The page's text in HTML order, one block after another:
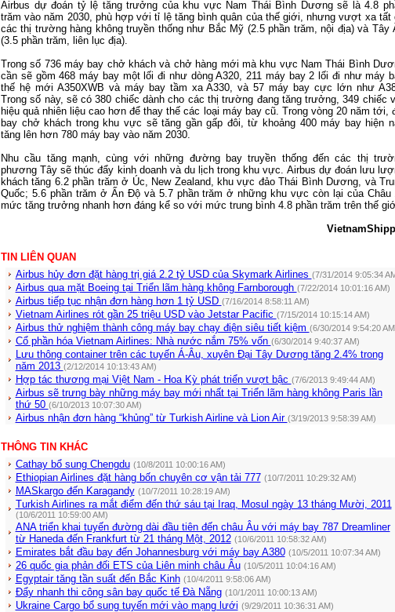
Airbus dự đoán tỷ lệ tăng trưởng của khu vực Nam Thái Bình Dương sẽ là 4.8
trăm vào năm 2030, phù hợp với tỉ lệ tăng bình quân của thế giới, nhưng vượt xa tất
các thị trường hàng không truyền thống như Bắc Mỹ (2.5 phần trăm, nội địa) và Tây
(3.5 phần trăm, liên lục địa).
Trong số 736 máy bay chở khách và chở hàng mới mà khu vực Nam Thái Bình
cần sẽ gồm 468 máy bay một lối đi như dòng A320, 211 máy bay 2 lối đi như máy
thế hệ mới A350XWB và máy bay tầm xa A330, và 57 máy bay cực lớn như
Trong số này, sẽ có 380 chiếc dành cho các thị trường đang tăng trưởng, 349 chiếc
hiệu quả nhiên liệu cao hơn để thay thế các loại máy bay cũ. Trong vòng 20 năm tới,
bay chở khách trong khu vực sẽ tăng gần gấp đôi, từ khoảng 400 máy bay hiện
tăng lên hơn 780 máy bay vào năm 2030.
Nhu cầu tăng mạnh, cùng với những đường bay truyền thống đến các thị
phương Tây sẽ thúc đẩy kinh doanh và du lịch trong khu vực. Airbus dự đoán lưu
khách tăng 6.2 phần trăm ở Úc, New Zealand, khu vực đảo Thái Bình Dương, và
Quốc; 5.6 phần trăm ở Ấn Độ và 5.7 phần trăm ở những khu vực còn lại của Châu
mức tăng trưởng nhanh hơn đáng kể so với mức trung bình 4.8 phần trăm trên thế
TIN LIÊN QUAN
Airbus hủy đơn đặt hàng trị giá 2.2 tỷ USD của Skymark Airlines (7/31/2014 9:05:34
Airbus qua mặt Boeing tại Triển lãm hàng không Farnborough (7/22/2014 10:01:16 AM)
Airbus tiếp tục nhận đơn hàng hơn 1 tỷ USD (7/16/2014 8:58:11 AM)
Vietnam Airlines rót gần 25 triệu USD vào Jetstar Pacific (7/15/2014 10:15:14 AM)
Airbus thử nghiệm thành công máy bay chạy điện siêu tiết kiệm (6/30/2014 9:54:20
Cổ phần hóa Vietnam Airlines: Nhà nước nắm 75% vốn (6/30/2014 9:40:37 AM)
Lưu thông container trên các tuyến Á-Âu, xuyên Đại Tây Dương tăng 2.4% trong
năm 2013 (2/12/2014 10:13:43 AM)
Hợp tác thương mại Việt Nam - Hoa Kỳ phát triển vượt bậc (7/6/2013 9:49:44 AM)
Airbus sẽ trưng bày những máy bay mới nhất tại Triển lãm hàng không Paris lần
thứ 50 (6/10/2013 10:07:30 AM)
Airbus nhận đơn hàng “khủng” từ Turkish Airline và Lion Air (3/19/2013 9:58:39 AM)
THÔNG TIN KHÁC
Cathay bổ sung Chengdu (10/8/2011 10:00:16 AM)
Ethiopian Airlines đặt hàng bốn chuyên cơ vận tải 777 (10/7/2011 10:29:32 AM)
MASkargo đến Karagandy (10/7/2011 10:28:19 AM)
Turkish Airlines ra mắt điểm đến thứ sáu tại Iraq, Mosul ngày 13 tháng Mười, 2011
(10/6/2011 10:59:00 AM)
ANA triển khai tuyến đường dài đầu tiên đến châu Âu với máy bay 787 Dreamliner
từ Haneda đến Frankfurt từ 21 tháng Một, 2012 (10/6/2011 10:58:32 AM)
Emirates bắt đầu bay đến Johannesburg với máy bay A380 (10/5/2011 10:07:34 AM)
26 quốc gia phản đối ETS của Liên minh châu Âu (10/5/2011 10:04:16 AM)
Egyptair tăng tần suất đến Bắc Kinh (10/4/2011 9:58:06 AM)
Đẩy nhanh thi công sân bay quốc tế Đà Nẵng (10/1/2011 10:00:13 AM)
Ukraine Cargo bổ sung tuyến mới vào mạng lưới (9/29/2011 10:36:31 AM)